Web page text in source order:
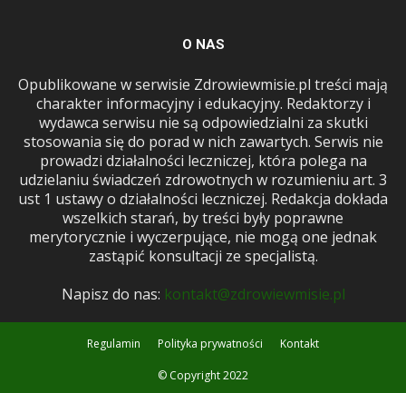
O NAS
Opublikowane w serwisie Zdrowiewmisie.pl treści mają
charakter informacyjny i edukacyjny. Redaktorzy i
wydawca serwisu nie są odpowiedzialni za skutki
stosowania się do porad w nich zawartych. Serwis nie
prowadzi działalności leczniczej, która polega na
udzielaniu świadczeń zdrowotnych w rozumieniu art. 3
ust 1 ustawy o działalności leczniczej. Redakcja dokłada
wszelkich starań, by treści były poprawne
merytorycznie i wyczerpujące, nie mogą one jednak
zastąpić konsultacji ze specjalistą.
Napisz do nas: kontakt@zdrowiewmisie.pl
Regulamin Polityka prywatności Kontakt
© Copyright 2022